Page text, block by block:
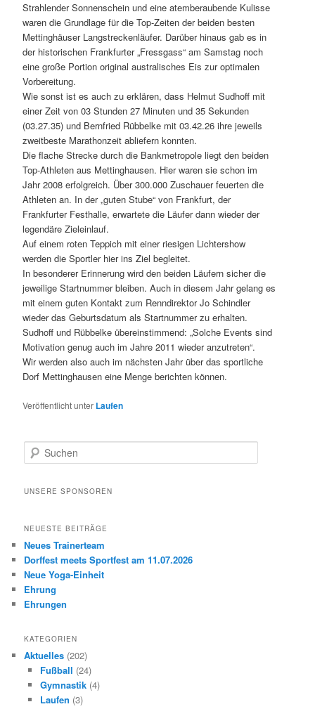
Strahlender Sonnenschein und eine atemberaubende Kulisse
waren die Grundlage für die Top-Zeiten der beiden besten
Mettinghäuser Langstreckenläufer. Darüber hinaus gab es in
der historischen Frankfurter „Fressgass“ am Samstag noch
eine große Portion original australisches Eis zur optimalen
Vorbereitung.
Wie sonst ist es auch zu erklären, dass Helmut Sudhoff mit
einer Zeit von 03 Stunden 27 Minuten und 35 Sekunden
(03.27.35) und Bernfried Rübbelke mit 03.42.26 ihre jeweils
zweitbeste Marathonzeit abliefern konnten.
Die flache Strecke durch die Bankmetropole liegt den beiden
Top-Athleten aus Mettinghausen. Hier waren sie schon im
Jahr 2008 erfolgreich. Über 300.000 Zuschauer feuerten die
Athleten an. In der „guten Stube“ von Frankfurt, der
Frankfurter Festhalle, erwartete die Läufer dann wieder der
legendäre Zieleinlauf.
Auf einem roten Teppich mit einer riesigen Lichtershow
werden die Sportler hier ins Ziel begleitet.
In besonderer Erinnerung wird den beiden Läufern sicher die
jeweilige Startnummer bleiben. Auch in diesem Jahr gelang es
mit einem guten Kontakt zum Renndirektor Jo Schindler
wieder das Geburtsdatum als Startnummer zu erhalten.
Sudhoff und Rübbelke übereinstimmend: „Solche Events sind
Motivation genug auch im Jahre 2011 wieder anzutreten“.
Wir werden also auch im nächsten Jahr über das sportliche
Dorf Mettinghausen eine Menge berichten können.
Veröffentlicht unter Laufen
u
h
UNSERE SPONSOREN
NEUESTE BEITRÄGE
Neues Trainerteam
Dorffest meets Sportfest am 11.07.2026
Neue Yoga-Einheit
Ehrung
Ehrungen
KATEGORIEN
Aktuelles (202)
Fußball (24)
Gymnastik(4)
Laufen (3)